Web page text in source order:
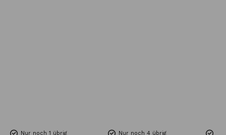
Nur noch 1 übrig
Nur noch 4 übrig